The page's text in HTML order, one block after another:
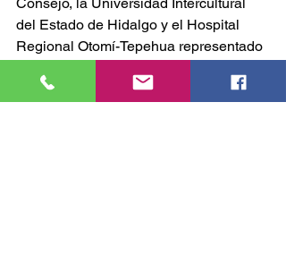
del Estado de Hidalgo y el Hospital
Regional Otomí-Tepehua representado
Alejandro Villaseñor Carbajal, firmaron